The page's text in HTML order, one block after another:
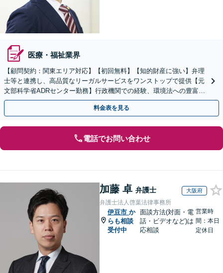
医療・福祉業界
【顧問契約：関東エリア対応】【初回無料】【知的財産に強い】弁理
士等と連携し、高品質なリーガルサービスをワンストップで提供【元
文部科学省ADRセンター勤務】行政機関での経験、環境法への豊富な
知識を活かし、事業者さまの抱える問題を解決へ導きます
料金表を見る
電話でお問い合わせ
加藤 卓 弁護士 大阪府
弁護士法人啓葉法律事務所
伊豆市 か
らも相談
受付中
面談方法(対面・電
話・ビデオなど)は
応相談
営業時
間：本日
定休日